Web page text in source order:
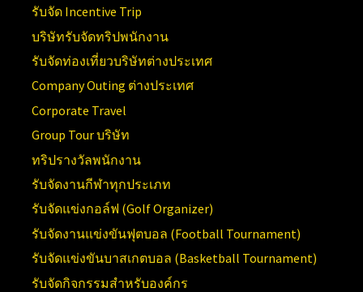
รับจัด Incentive Trip
บริษัทรับจัดทริปพนักงาน
รับจัดท่องเที่ยวบริษัทต่างประเทศ
Company Outing ต่างประเทศ
Corporate Travel
Group Tour บริษัท
ทริปรางวัลพนักงาน
รับจัดงานกีฬาทุกประเภท
รับจัดแข่งกอล์ฟ (Golf Organizer)
รับจัดงานแข่งขันฟุตบอล (Football Tournament)
รับจัดแข่งขันบาสเกตบอล (Basketball Tournament)
รับจัดกิจกรรมสำหรับองค์กร